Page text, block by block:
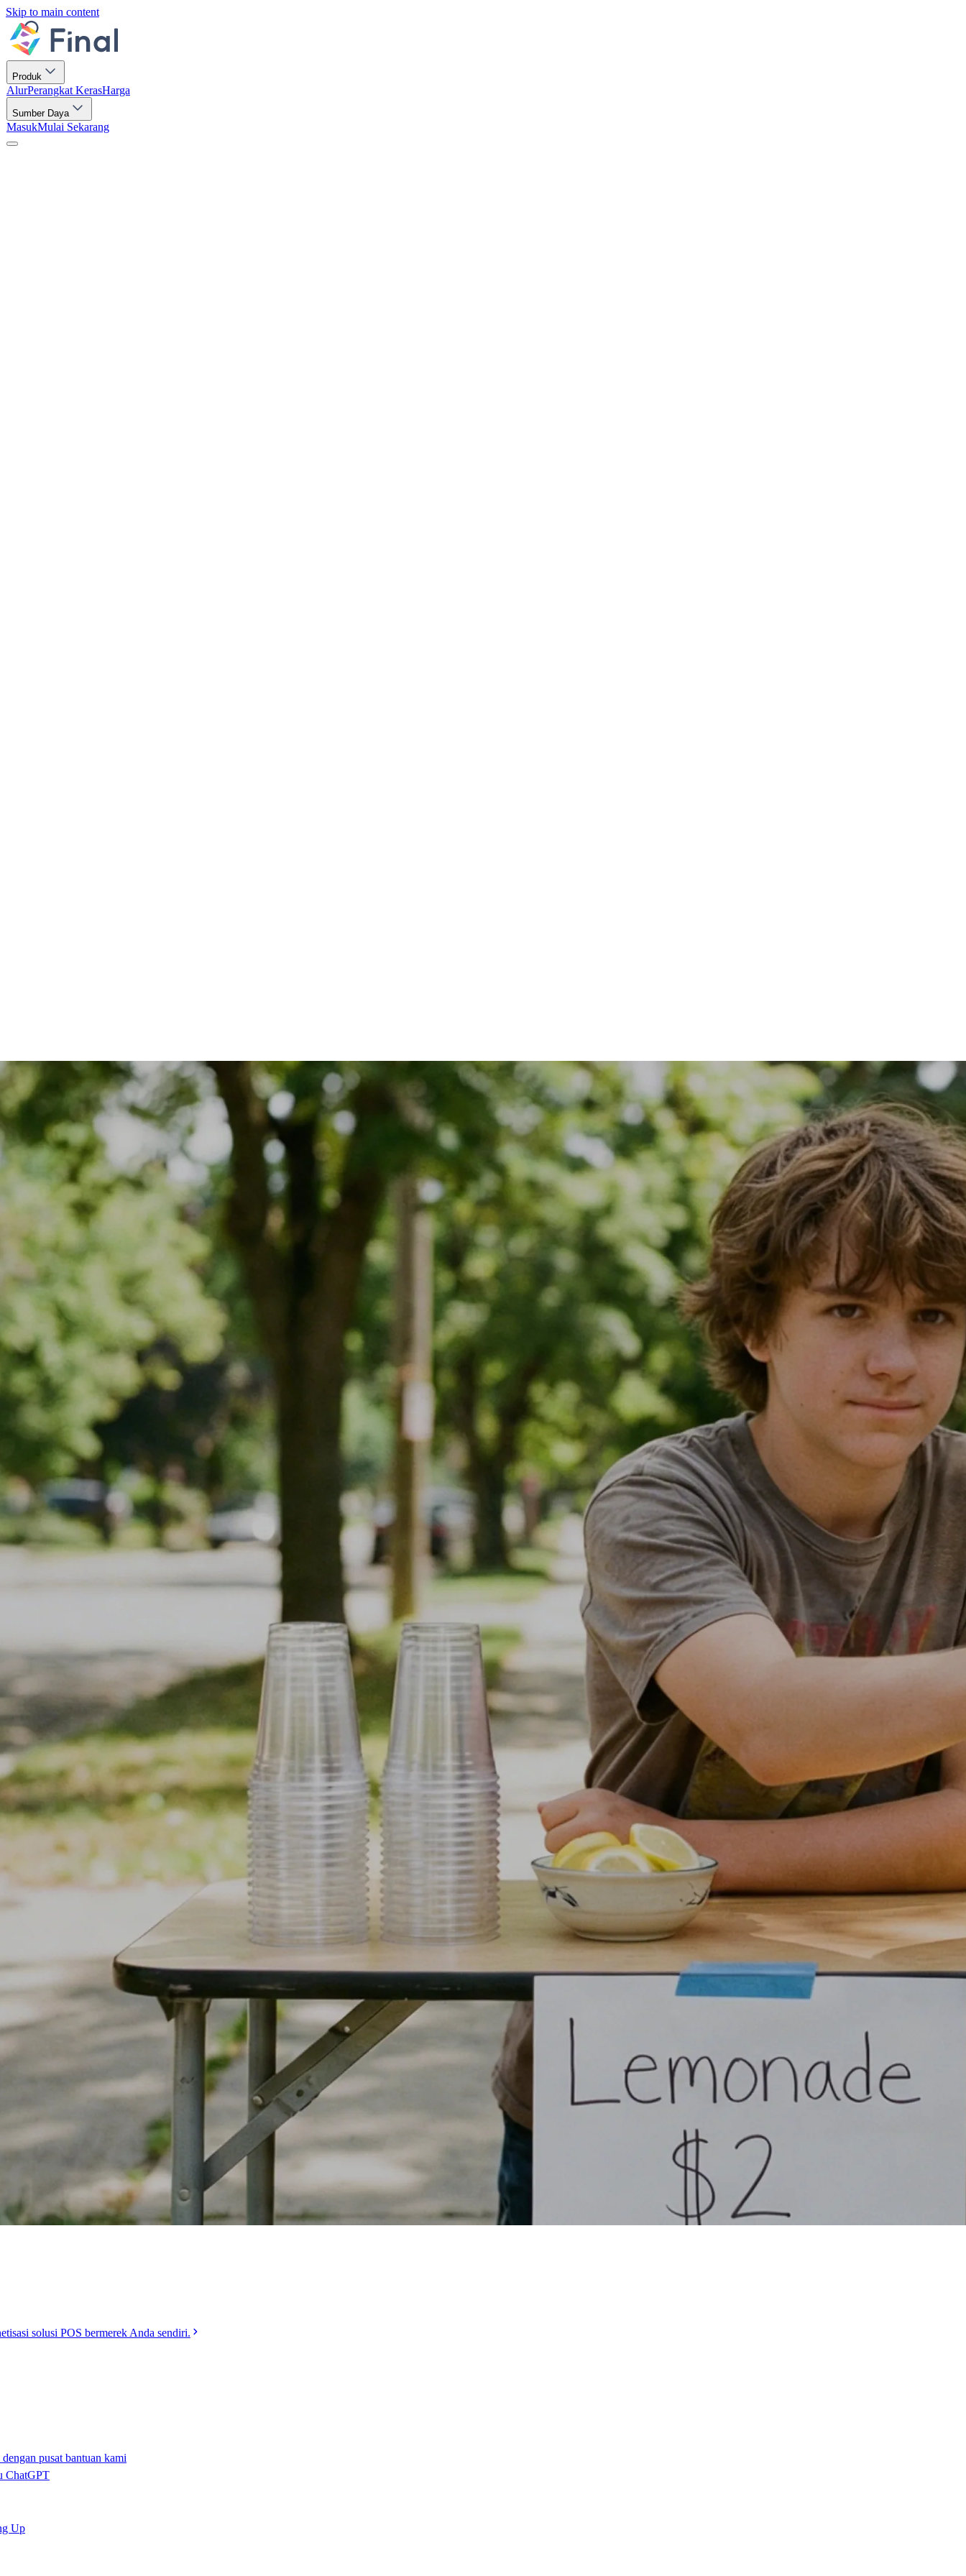
Skip to main content
Produk
AlurPerangkat KerasHarga
Sumber Daya
MasukMulai Sekarang
solusi POS bermerek Anda sendiri.
pusat bantuan kami
ChatGPT
Up